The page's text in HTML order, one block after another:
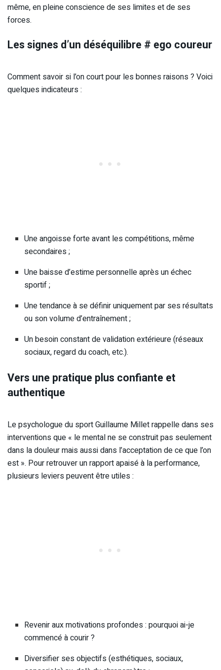
même, en pleine conscience de ses limites et de ses
forces.
Les signes d’un déséquilibre # ego coureur
Comment savoir si l’on court pour les bonnes raisons ? Voici
quelques indicateurs :
Une angoisse forte avant les compétitions, même
secondaires ;
Une baisse d’estime personnelle après un échec
sportif ;
Une tendance à se définir uniquement par ses résultats
ou son volume d’entraînement ;
Un besoin constant de validation extérieure (réseaux
sociaux, regard du coach, etc.).
Vers une pratique plus confiante et
authentique
Le psychologue du sport Guillaume Millet rappelle dans ses
interventions que « le mental ne se construit pas seulement
dans la douleur mais aussi dans l’acceptation de ce que l’on
est ». Pour retrouver un rapport apaisé à la performance,
plusieurs leviers peuvent être utiles :
Revenir aux motivations profondes : pourquoi ai-je
commencé à courir ?
Diversifier ses objectifs (esthétiques, sociaux,